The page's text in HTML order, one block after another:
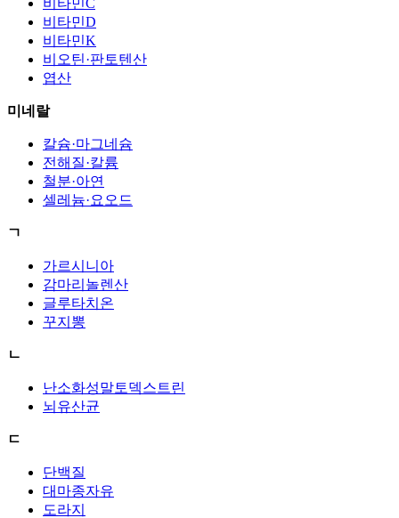
비타민D
비타민K
비오틴·판토텐산
엽산
미네랄
칼슘·마그네슘
전해질·칼륨
철분·아연
셀레늄·요오드
ㄱ
가르시니아
감마리놀렌산
글루타치온
꾸지뽕
ㄴ
난소화성말토덱스트린
뇌유산균
ㄷ
단백질
대마종자유
도라지